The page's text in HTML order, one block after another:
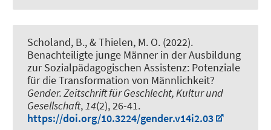
Scholand, B., & Thielen, M. O. (2022).
Benachteiligte junge Männer in der Ausbildung
zur Sozialpädagogischen Assistenz: Potenziale
für die Transformation von Männlichkeit?
Gender. Zeitschrift für Geschlecht, Kultur und
Gesellschaft,14(2), 26-41.
https://doi.org/10.3224/gender.v14i2.03